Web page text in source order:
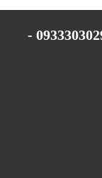
پشتیبانی در ساعات غیر اداری 09333030294 -